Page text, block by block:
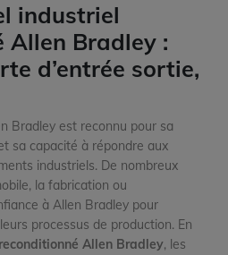
industriel
Allen Bradley :
d’entrée sortie,
Bradley est reconnu pour sa
sa capacité à répondre aux
industriels. De nombreux
la fabrication ou
à Allen Bradley pour
processus de production. En
Allen Bradley, les